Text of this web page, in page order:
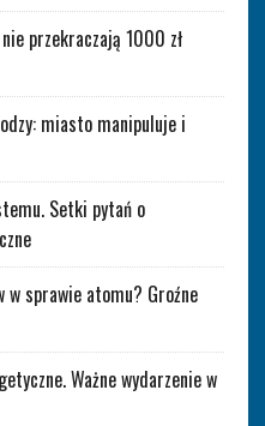
przekraczają 1000 zł
miasto manipuluje i
Setki pytań o
sprawie atomu? Groźne
Ważne wydarzenie w